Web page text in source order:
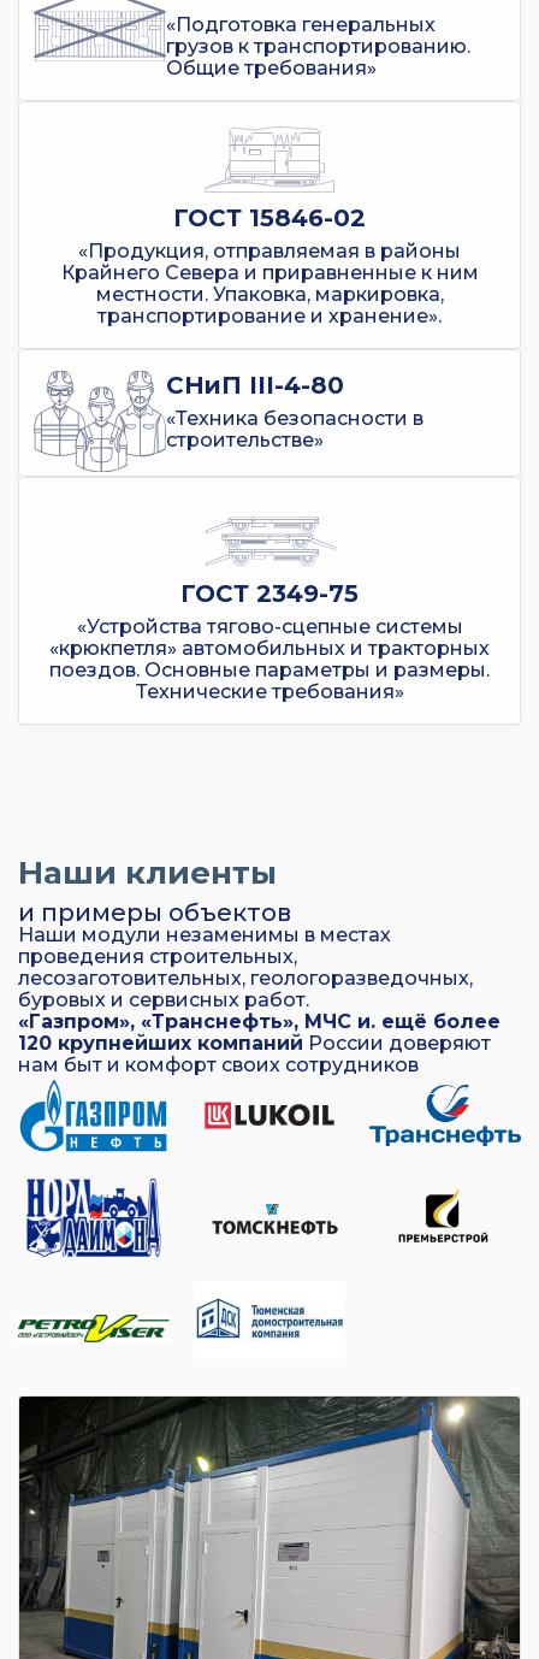
«Подготовка генеральных
грузов к транспортированию.
Общие требования»
ГОСТ 15846-02
«Продукция, отправляемая в районы
Крайнего Севера и приравненные к ним
местности. Упаковка, маркировка,
транспортирование и хранение».
СНиП III-4-80
«Техника безопасности в
строительстве»
ГОСТ 2349-75
«Устройства тягово-сцепные системы
«крюкпетля» автомобильных и тракторных
поездов. Основные параметры и размеры.
Технические требования»
Наши клиенты
и примеры объектов
Наши модули незаменимы в местах
проведения строительных,
лесозаготовительных, геологоразведочных,
буровых и сервисных работ.
«Газпром», «Транснефть», МЧС и. ещё более
120 крупнейших компаний России доверяют
нам быт и комфорт своих сотрудников